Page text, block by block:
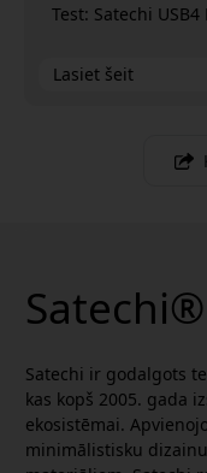
Test: Satechi
Lasiet šeit
Satechi ir godalgots
kas kopš 2005. gada
ekosistēmai.
minimālistisku